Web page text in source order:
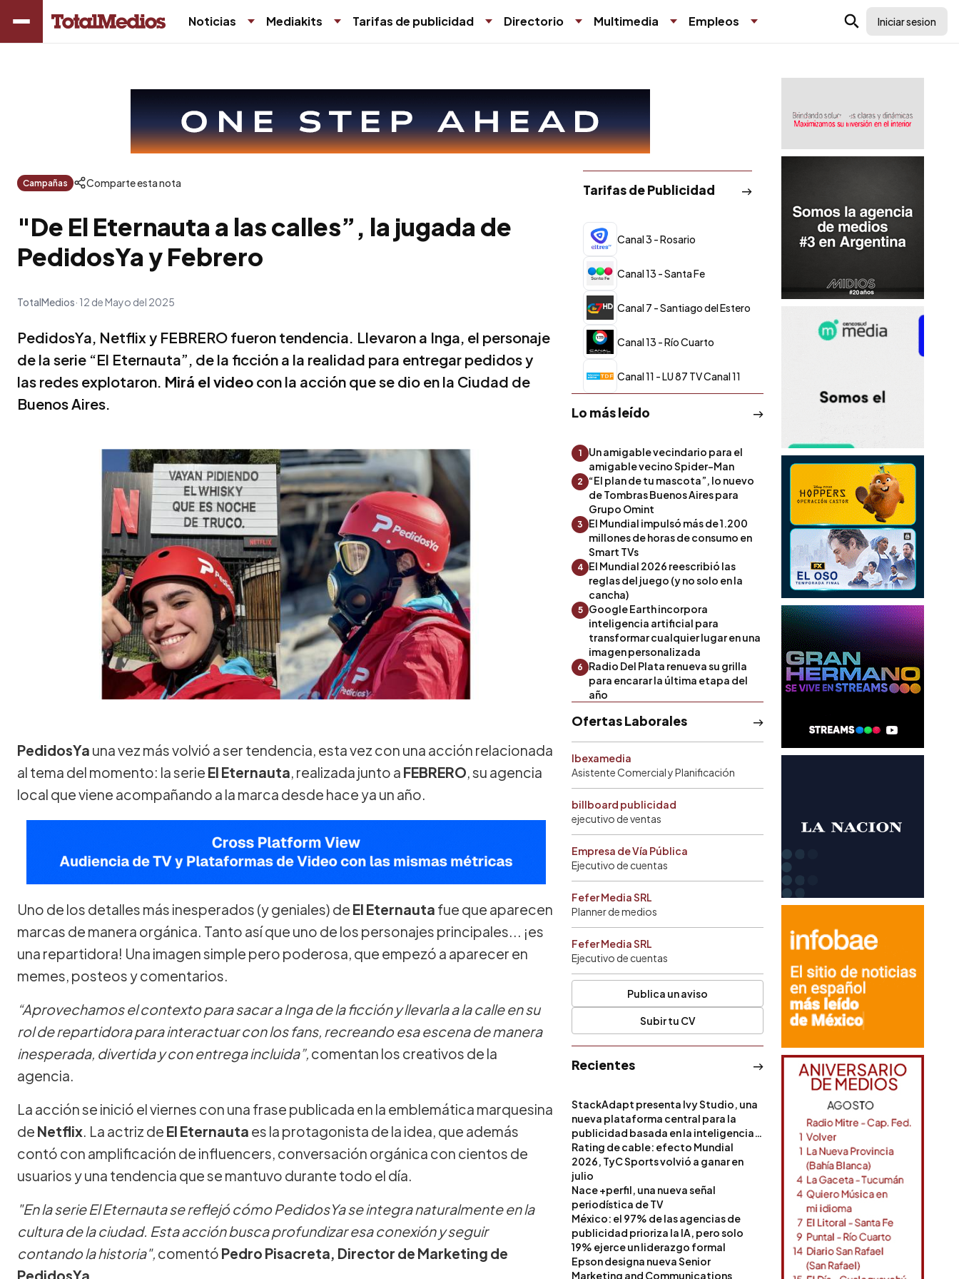
Noticias Mediakits Tarifas de publicidad Directorio Multimedia Empleos Iniciar sesion
Campañas Comparte esta nota
"De El Eternauta a las calles”, la jugada de
PedidosYa y Febrero
TotalMedios 12 de Mayo del 2025
PedidosYa, Netflix y FEBRERO fueron tendencia. Llevaron a Inga, el personaje
de la serie “El Eternauta”, de la ficción a la realidad para entregar pedidos y
las redes explotaron. Mirá el video con la acción que se dio en la Ciudad de
Buenos Aires.
PedidosYa una vez más volvió a ser tendencia, esta vez con una acción relacionada
al tema del momento: la serie El Eternauta, realizada junto a FEBRERO, su agencia
local que viene acompañando a la marca desde hace ya un año.
Uno de los detalles más inesperados (y geniales) de El Eternauta fue que aparecen
marcas de manera orgánica. Tanto así que uno de los personajes principales... ¡es
una repartidora! Una imagen simple pero poderosa, que empezó a aparecer en
memes, posteos y comentarios.
“Aprovechamos el contexto para sacar a Inga de la ficción y llevarla a la calle en su
rol de repartidora para interactuar con los fans, recreando esa escena de manera
inesperada, divertida y con entrega incluida”, comentan los creativos de la
agencia.
La acción se inició el viernes con una frase publicada en la emblemática marquesina
de Netflix. La actriz de El Eternauta es la protagonista de la idea, que además
contó con amplificación de influencers, conversación orgánica con cientos de
usuarios y una tendencia que se mantuvo durante todo el día.
"En la serie El Eternauta se reflejó cómo PedidosYa se integra naturalmente en la
cultura de la ciudad. Esta acción busca profundizar esa conexión y seguir
contando la historia", comentó Pedro Pisacreta, Director de Marketing de
PedidosYa.
Tarifas de Publicidad
Canal 3 - Rosario
Canal 13 - Santa Fe
Canal 7 - Santiago del Estero
Canal 13 - Río Cuarto
Canal 11 - LU 87 TV Canal 11
Lo más leído
1
Un amigable vecindario para el
amigable vecino Spider-Man
2
“El plan de tu mascota”, lo nuevo
de Tombras Buenos Aires para
Grupo Omint
3
El Mundial impulsó más de 1.200
millones de horas de consumo en
Smart TVs
4 El Mundial 2026 reescribió las
reglas del juego (y no solo en la
cancha)
5
Google Earth incorpora
inteligencia artificial para
transformar cualquier lugar en una
imagen personalizada
6
Radio Del Plata renueva su grilla
para encarar la última etapa del
año
Ofertas Laborales
Ibexamedia
Asistente Comercial y Planificación
billboard publicidad
ejecutivo de ventas
Empresa de Vía Pública
Ejecutivo de cuentas
Fefer Media SRL
Planner de medios
Fefer Media SRL
Ejecutivo de cuentas
Publica un aviso
Subir tu CV
Recientes
StackAdapt presenta Ivy Studio, una
nueva plataforma central para la
publicidad basada en la inteligencia
artificial
Rating de cable: efecto Mundial
2026, TyC Sports volvió a ganar en
julio
Nace +perfil, una nueva señal
periodística de TV
México: el 97% de las agencias de
publicidad prioriza la IA, pero solo
19% ejerce un liderazgo formal
Epson designa nueva Senior
Marketing and Communications